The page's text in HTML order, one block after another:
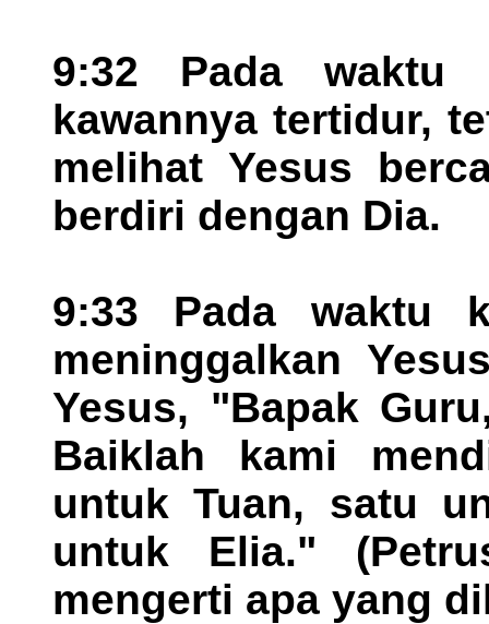
9:32 Pada waktu
kawannya tertidur,
melihat Yesus
berdiri dengan Dia.
9:33 Pada waktu
meninggalkan
Yesus, "Bapak
Baiklah kami
untuk Tuan, satu
untuk Elia."
mengerti apa yang